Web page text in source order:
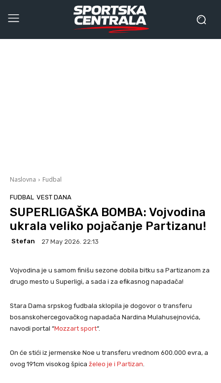
Naslovna Fudbal
FUDBAL VEST DANA
SUPERLIGAŠKA BOMBA: Vojvodina
ukrala veliko pojačanje Partizanu!
Stefan 27 May 2026. 22:13
Vojvodina je u samom finišu sezone dobila bitku sa Partizanom za
drugo mesto u Superligi, a sada i za efikasnog napadača!
Stara Dama srpskog fudbala sklopila je dogovor o transferu
bosanskohercegovačkog napadača Nardina Mulahusejnovića,
navodi portal “Mozzart sport“.
On će stići iz jermenske Noe u transferu vrednom 600.000 evra, a
ovog 191cm visokog špica želeo je i Partizan